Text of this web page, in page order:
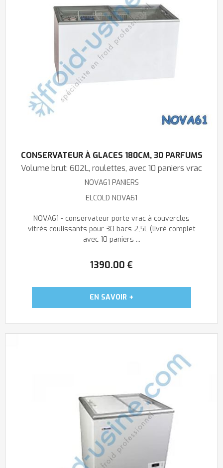
CONSERVATEUR À GLACES 180CM, 30 PARFUMS
Volume brut: 602L, roulettes, avec 10 paniers vrac
NOVA61 PANIERS
ELCOLD NOVA61
1390.00 €
NOVA61 - conservateur porte vrac à couvercles
vitrés coulissants pour 30 bacs 2,5L (livré complet
avec 10 paniers ...